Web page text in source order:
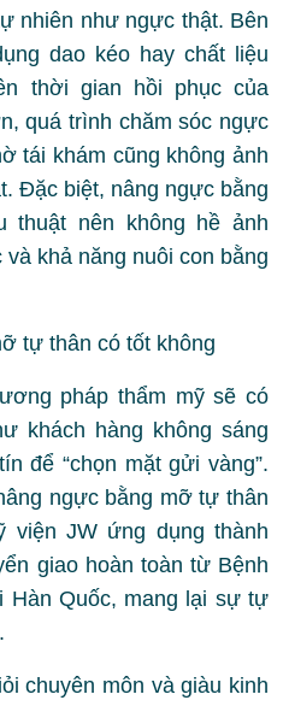
nhiên như ngực thật. Bên
dao kéo hay chất liệu
thời gian hồi phục của
quá trình chăm sóc ngực
tái khám cũng không ảnh
Đặc biệt, nâng ngực bằng
thuật nên không hề ảnh
khả năng nuôi con bằng
pháp thẩm mỹ sẽ có
khách hàng không sáng
để “chọn mặt gửi vàng”.
ngực bằng mỡ tự thân
viện JW ứng dụng thành
giao hoàn toàn từ Bệnh
Hàn Quốc, mang lại sự tự
chuyên môn và giàu kinh